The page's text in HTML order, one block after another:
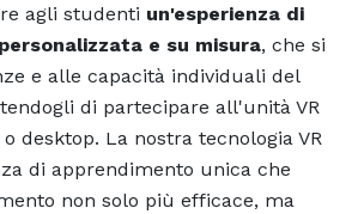
agli studenti un'esperienza di
e su misura, che si
e alle capacità individuali del
di partecipare all'unità VR
desktop. La nostra tecnologia VR
di apprendimento unica che
non solo più efficace, ma